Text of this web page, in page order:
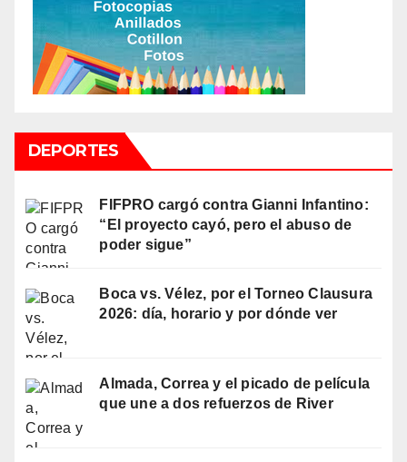
DEPORTES
FIFPRO cargó contra Gianni Infantino:
“El proyecto cayó, pero el abuso de
poder sigue”
Boca vs. Vélez, por el Torneo Clausura
2026: día, horario y por dónde ver
Almada, Correa y el picado de película
que une a dos refuerzos de River